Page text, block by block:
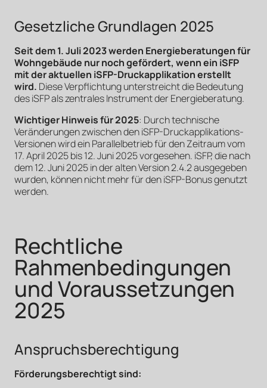
Gesetzliche Grundlagen 2025
Seit dem 1. Juli 2023 werden Energieberatungen für
Wohngebäude nur noch gefördert, wenn ein iSFP
mit der aktuellen iSFP-Druckapplikation erstellt
wird. Diese Verpflichtung unterstreicht die Bedeutung
des iSFP als zentrales Instrument der Energieberatung.
Wichtiger Hinweis für 2025: Durch technische
Veränderungen zwischen den iSFP-Druckapplikations-
Versionen wird ein Parallelbetrieb für den Zeitraum vom
17. April 2025 bis 12. Juni 2025 vorgesehen. iSFP, die nach
dem 12. Juni 2025 in der alten Version 2.4.2 ausgegeben
wurden, können nicht mehr für den iSFP-Bonus genutzt
werden.
Rechtliche
Rahmenbedingungen
und Voraussetzungen
2025
Anspruchsberechtigung
Förderungsberechtigt sind: